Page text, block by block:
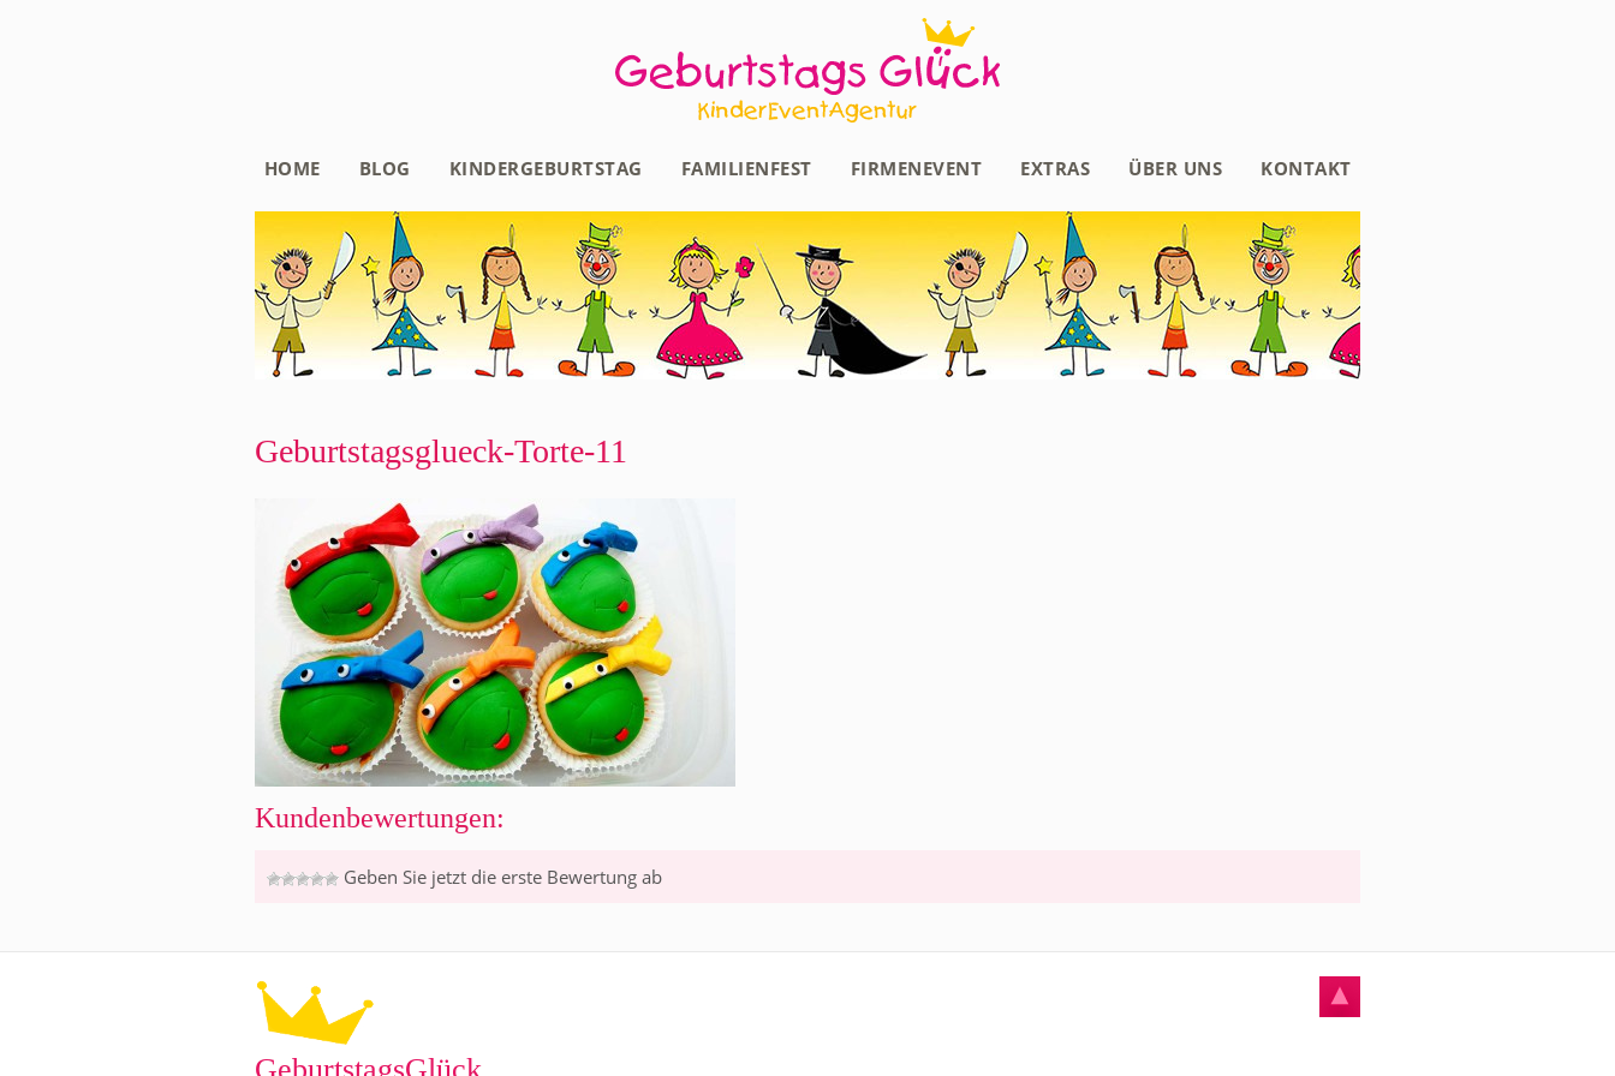
HOME BLOG KINDERGEBURTSTAG FAMILIENFEST FIRMENEVENT EXTRAS ÜBER UNS KONTAKT
Geburtstagsglueck-Torte-11
Kundenbewertungen:
Geben Sie jetzt die erste Bewertung ab